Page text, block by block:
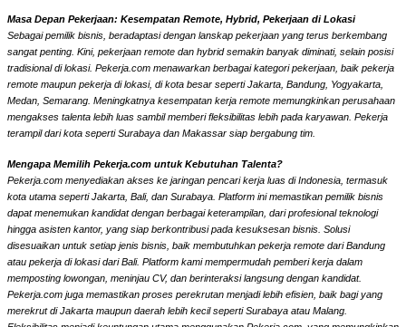
Masa Depan Pekerjaan: Kesempatan Remote, Hybrid, Pekerjaan di Lokasi
Sebagai pemilik bisnis, beradaptasi dengan lanskap pekerjaan yang terus berkembang
sangat penting. Kini, pekerjaan remote dan hybrid semakin banyak diminati, selain posisi
tradisional di lokasi. Pekerja.com menawarkan berbagai kategori pekerjaan, baik pekerja
remote maupun pekerja di lokasi, di kota besar seperti Jakarta, Bandung, Yogyakarta,
Medan, Semarang. Meningkatnya kesempatan kerja remote memungkinkan perusahaan
mengakses talenta lebih luas sambil memberi fleksibilitas lebih pada karyawan. Pekerja
terampil dari kota seperti Surabaya dan Makassar siap bergabung tim.
Mengapa Memilih Pekerja.com untuk Kebutuhan Talenta?
Pekerja.com menyediakan akses ke jaringan pencari kerja luas di Indonesia, termasuk
kota utama seperti Jakarta, Bali, dan Surabaya. Platform ini memastikan pemilik bisnis
dapat menemukan kandidat dengan berbagai keterampilan, dari profesional teknologi
hingga asisten kantor, yang siap berkontribusi pada kesuksesan bisnis. Solusi
disesuaikan untuk setiap jenis bisnis, baik membutuhkan pekerja remote dari Bandung
atau pekerja di lokasi dari Bali. Platform kami mempermudah pemberi kerja dalam
memposting lowongan, meninjau CV, dan berinteraksi langsung dengan kandidat.
Pekerja.com juga memastikan proses perekrutan menjadi lebih efisien, baik bagi yang
merekrut di Jakarta maupun daerah lebih kecil seperti Surabaya atau Malang.